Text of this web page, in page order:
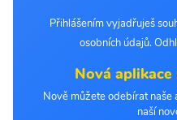
Přihlášením vyjadřuješ
osobních údajů.
Nová
Nově můžete odebírat
naší